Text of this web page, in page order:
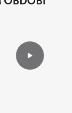
OBDOBÍ